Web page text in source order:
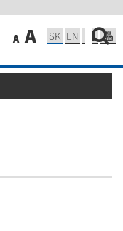
A A SK EN